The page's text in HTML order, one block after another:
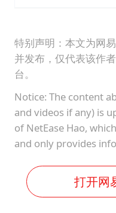
特别声明：本文为网
并发布，仅代表该作
台。
Notice: The content
and videos if any) is
of NetEase Hao,
and only provides
打开网